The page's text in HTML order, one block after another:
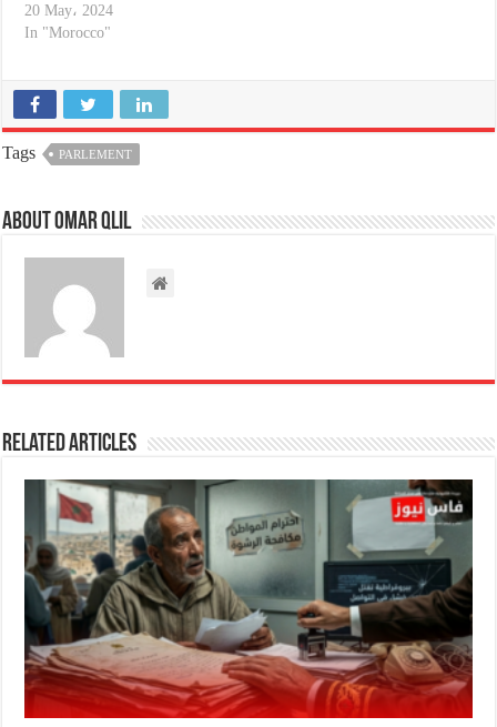
20 May، 2024
In "Morocco"
Tags PARLEMENT
About omar qlil
Related Articles